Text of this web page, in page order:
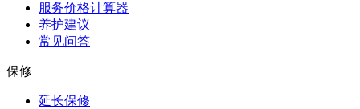
服务价格计算器
养护建议
常见问答
保修
延长保修